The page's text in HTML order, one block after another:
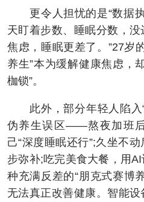
更令人担忧的是“数据执
天盯着步数、睡眠分数，
焦虑，睡眠更差了。”27岁
养生”本为缓解健康焦虑，
枷锁”。
此外，部分年轻人陷入“
伪养生误区——熬夜加班
己“深度睡眠还行”;久坐不
步弥补;吃完美食大餐，用
种充满反差的“朋克式赛博
无法真正改善健康。智能